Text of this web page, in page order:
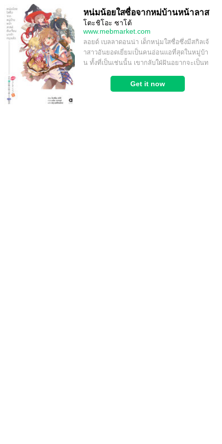
หนุ่มน้อยใสซื่อจากหมู่บ้านหน้าลาส
ท์ดันเจี้ยนมาเข้ากรุงแล้ว เล่ม 1 (ฉบั
บนิยาย)
โตะชิโอะ ซาโต้
www.mebmarket.com
ลอยด์ เบลลาดอนน่า เด็กหนุ่มใสซื่อซึ่งมีสกิลเจ้
าสาวอันยอดเยี่ยมเป็นคนอ่อนแอที่สุดในหมู่บ้า
น ทั้งที่เป็นเช่นนั้น เขากลับใฝ่ฝันอยากจะเป็นท
Get it now